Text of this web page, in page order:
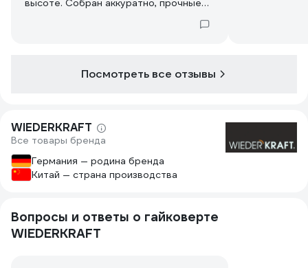
высоте. Собран аккуратно, прочные
Посмотреть все отзывы
WIEDERKRAFT
Все товары бренда
Германия — родина бренда
Китай — страна производства
Вопросы и ответы о гайковерте
WIEDERKRAFT